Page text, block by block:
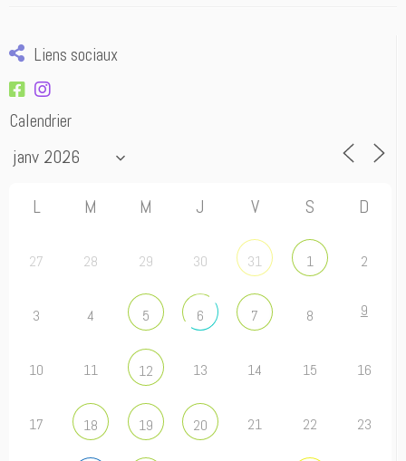
Liens sociaux
Calendrier
L M M J V S D
27 28 29 30 31 1 2
3 4 5 6 7 8 9
10 11 12 13 14 15 16
17 18 19 20 21 22 23